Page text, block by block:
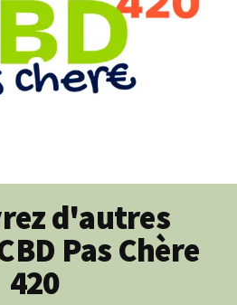
d'autres
Pas Chère
420